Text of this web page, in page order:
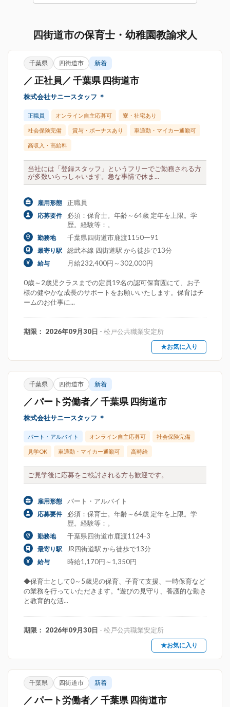
四街道市の保育士・幼稚園教諭求人
千葉県 四街道市 新着
／ 正社員／ 千葉県 四街道市
株式会社サニースタッフ ＊
正職員 オンライン自主応募可 寮・社宅あり
社会保険完備 賞与・ボーナスあり 車通勤・マイカー通勤可
高収入・高給料
当社には「登録スタッフ」というフリーでご勤務される方
が多数いらっしゃいます。急な事情で休ま...
雇用形態 正職員
応募要件
必須：保育士。年齢～64歳 定年を上限。学
歴。経験等：。
勤務地 千葉県四街道市鹿渡1150ー91
最寄り駅 総武本線 四街道駅 から徒歩で13分
給与 月給232,400円～302,000円
0歳～2歳児クラスまでの定員19名の認可保育園にて、お子
様の健やかな成長のサポートをお願いいたします。保育はチ
ームのお仕事に...
期限： 2026年09月30日 - 松戸公共職業安定所
★お気に入り
千葉県 四街道市 新着
／ パート労働者／ 千葉県 四街道市
株式会社サニースタッフ ＊
パート・アルバイト オンライン自主応募可 社会保険完備
見学OK 車通勤・マイカー通勤可 高時給
ご見学後に応募をご検討される方も歓迎です。
雇用形態 パート・アルバイト
応募要件
必須：保育士。年齢～64歳 定年を上限。学
歴。経験等：。
勤務地 千葉県四街道市鹿渡1124-3
最寄り駅 JR四街道駅 から徒歩で13分
給与 時給1,170円～1,350円
◆保育士として0～5歳児の保育、子育て支援、一時保育など
の業務を行っていただきます。*遊びの見守り、養護的な動き
と教育的な活...
期限： 2026年09月30日 - 松戸公共職業安定所
★お気に入り
千葉県 四街道市 新着
／ パート労働者／ 千葉県 四街道市